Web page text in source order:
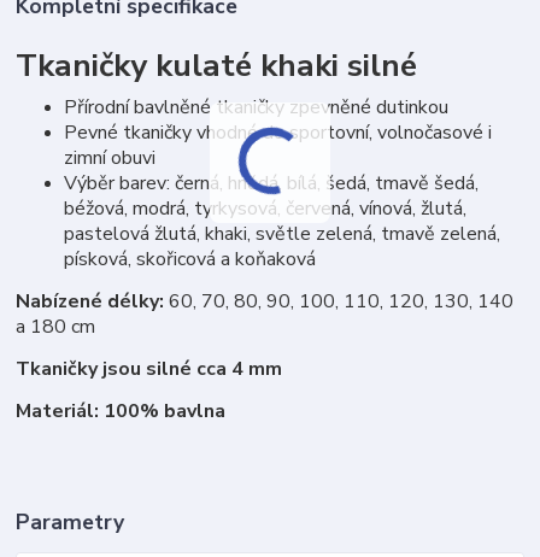
Kompletní specifikace
Tkaničky kulaté khaki silné
Přírodní bavlněné tkaničky zpevněné dutinkou
Pevné tkaničky vhodné do sportovní, volnočasové i
zimní obuvi
Výběr barev: černá, hnědá, bílá, šedá, tmavě šedá,
béžová, modrá, tyrkysová, červená, vínová, žlutá,
pastelová žlutá, khaki, světle zelená, tmavě zelená,
písková, skořicová a koňaková
Nabízené délky: 60, 70, 80, 90, 100, 110, 120, 130, 140
a 180 cm
Tkaničky jsou silné cca 4 mm
Materiál: 100% bavlna
Parametry